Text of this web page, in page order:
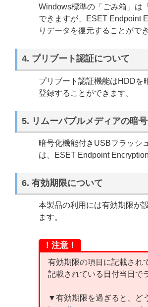
Windows標準の「ごみ箱」は
できますが、ESET Endpoint
りデータを復元することがで
4. プリブート認証について
プリブート認証機能はHDDを
登録することができます。
5. リムーバブルメディアの暗
暗号化機能付きUSBフラッシ
は、ESET Endpoint
6. 有効期限について
本製品の利用には有効期限が
ます。
！注意！
有効期限の項目に記載され
記載されている日付当日で
▼有効期限を過ぎると、ど